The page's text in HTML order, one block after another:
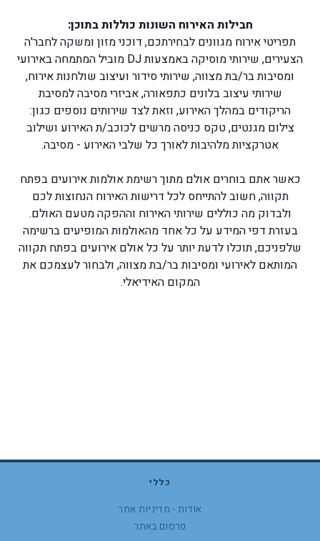
חבילות האירוח השונות כוללות בתוכן:
תפריטי אירוח מגוונים לבחירתכם, דוכני מזון ומשקה לחבר'ה
הצעירים, שירותי מוסיקה באמצעות DJ מוביל המתמחה באירועי
ומסיבות בר/בת מצווה, שירותי סידור ועיצוב שולחנות אירוח,
שירותי עיצוב בלונים כתפאורה, אביזרי מסיבה למסיבת
הריקודים במהלך האירוע, וזאת לצד שירותים נוספים כגון:
צילום מגנטים, טקס כניסה מרשים לכוכב/ת האירוע ושילוב
אטרקציות מלהיבות לאורך כל שלבי האירוע - מסיבה.
כאשר אתם בוחרים אולם מתוך רשימת אולמות אירועים בפתח
תקווה, חשוב להתייחס לכל דרישות האירוח הנחוצות לכם
ולבדוק מה כוללים שירותי האירוח וההפקה מטעם האולם.
בעזרת דפי המידע על כל אחד מהאולמות המופיעים ברשימה
שלפניכם, תוכלו לדעת יותר על כל אולם אירועים בפתח תקווה
המותאם לאירועי ומסיבות בר/בת מצווה, ולבחור לעצמכם את
המקום האידיאלי.
כללי
אודות - מדיניות אתר
פרסום באתר